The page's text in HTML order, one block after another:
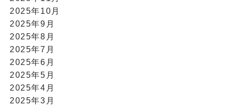
2025年10月
2025年9月
2025年8月
2025年7月
2025年6月
2025年5月
2025年4月
2025年3月